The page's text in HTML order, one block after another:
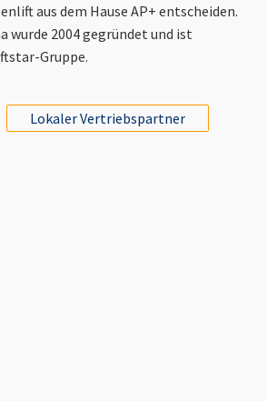
aus dem Hause AP+ entscheiden.
wurde 2004 gegründet und ist
Gruppe.
Lokaler Vertriebspartner